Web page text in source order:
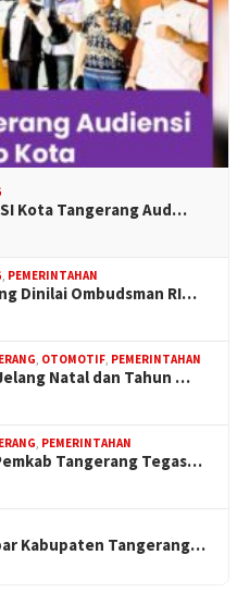
Kota Tangerang Aud…
PEMERINTAHAN
Dinilai Ombudsman RI…
OTOMOTIF PEMERINTAHAN
Natal dan Tahun …
PEMERINTAHAN
Tangerang Tegas…
Kabupaten Tangerang…